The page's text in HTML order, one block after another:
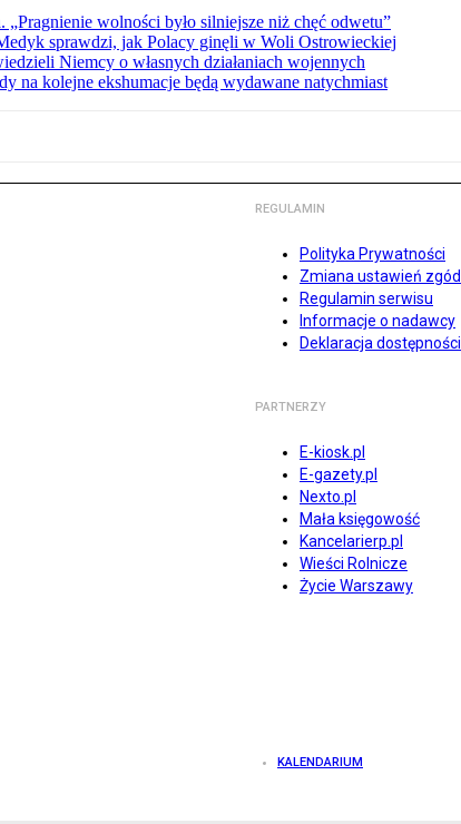
wolności było silniejsze niż chęć odwetu”
sprawdzi, jak Polacy ginęli w Woli Ostrowieckiej
Niemcy o własnych działaniach wojennych
na kolejne ekshumacje będą wydawane natychmiast
REGULAMIN
Polityka Prywatności
Zmiana ustawień zgód
Regulamin serwisu
Informacje o nadawcy
Deklaracja dostępności
PARTNERZY
E-kiosk.pl
E-gazety.pl
Nexto.pl
Mała księgowość
Kancelarierp.pl
Wieści Rolnicze
Życie Warszawy
KALENDARIUM